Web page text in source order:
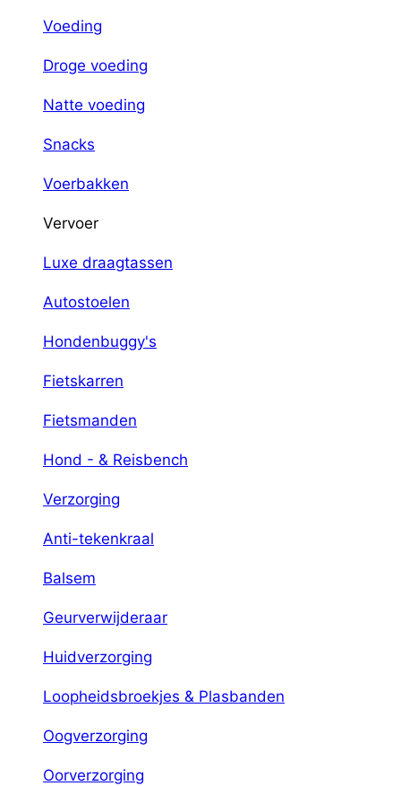
Voeding
Droge voeding
Natte voeding
Snacks
Voerbakken
Vervoer
Luxe draagtassen
Autostoelen
Hondenbuggy's
Fietskarren
Fietsmanden
Hond - & Reisbench
Verzorging
Anti-tekenkraal
Balsem
Geurverwijderaar
Huidverzorging
Loopheidsbroekjes & Plasbanden
Oogverzorging
Oorverzorging